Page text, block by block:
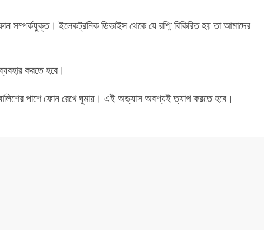
সম্পর্কযুক্ত। ইলেকট্রনিক ডিভাইস থেকে যে রশ্মি বিকিরিত হয় তা আমাদের
করতে হবে।
পাশে ফোন রেখে ঘুমায়। এই অভ্যাস অবশ্যই ত্যাগ করতে হবে।